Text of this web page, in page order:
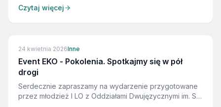
oddolne działania społeczne w swojej społeczności.
Czytaj więcej
24 kwietnia 2026Inne
Event EKO - Pokolenia. Spotkajmy się w pół
drogi
Serdecznie zapraszamy na wydarzenie przygotowane
przez młodzież I LO z Oddziałami Dwujęzycznymi im. S.